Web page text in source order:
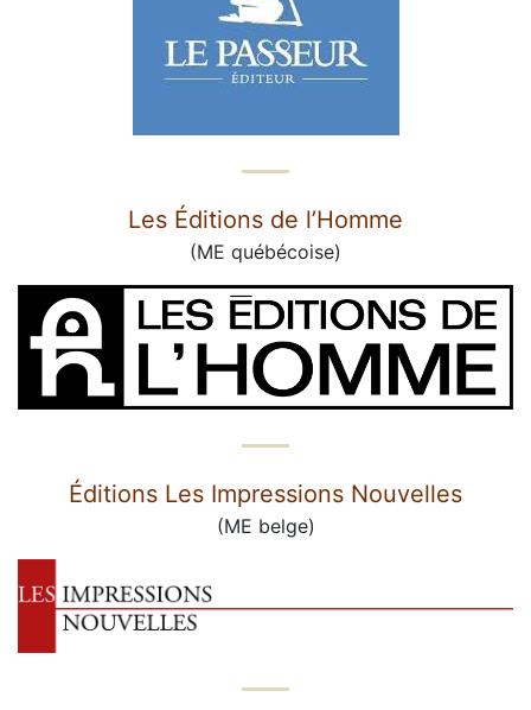
Les Éditions de l’Homme
(ME québécoise)
Éditions Les Impressions Nouvelles
(ME belge)